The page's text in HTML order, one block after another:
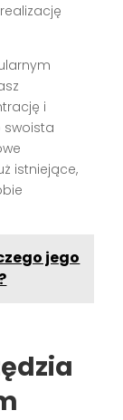
i
swoista
istniejące,
jego